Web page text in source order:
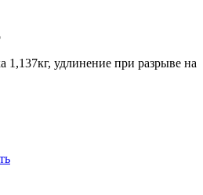
1,137кг, удлинение при разрыве на